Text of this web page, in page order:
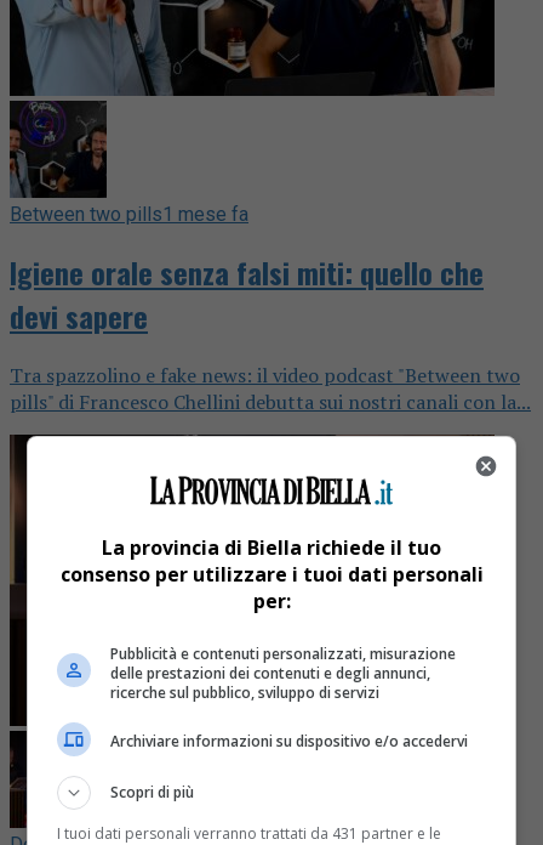
Between two pills1 mese fa
Igiene orale senza falsi miti: quello che
devi sapere
Tra spazzolino e fake news: il video podcast "Between two
pills" di Francesco Chellini debutta sui nostri canali con la...
La provincia di Biella richiede il tuo
consenso per utilizzare i tuoi dati personali
per:
Pubblicità e contenuti personalizzati, misurazione
delle prestazioni dei contenuti e degli annunci,
ricerche sul pubblico, sviluppo di servizi
Archiviare informazioni su dispositivo e/o accedervi
Scopri di più
I tuoi dati personali verranno trattati da 431 partner e le